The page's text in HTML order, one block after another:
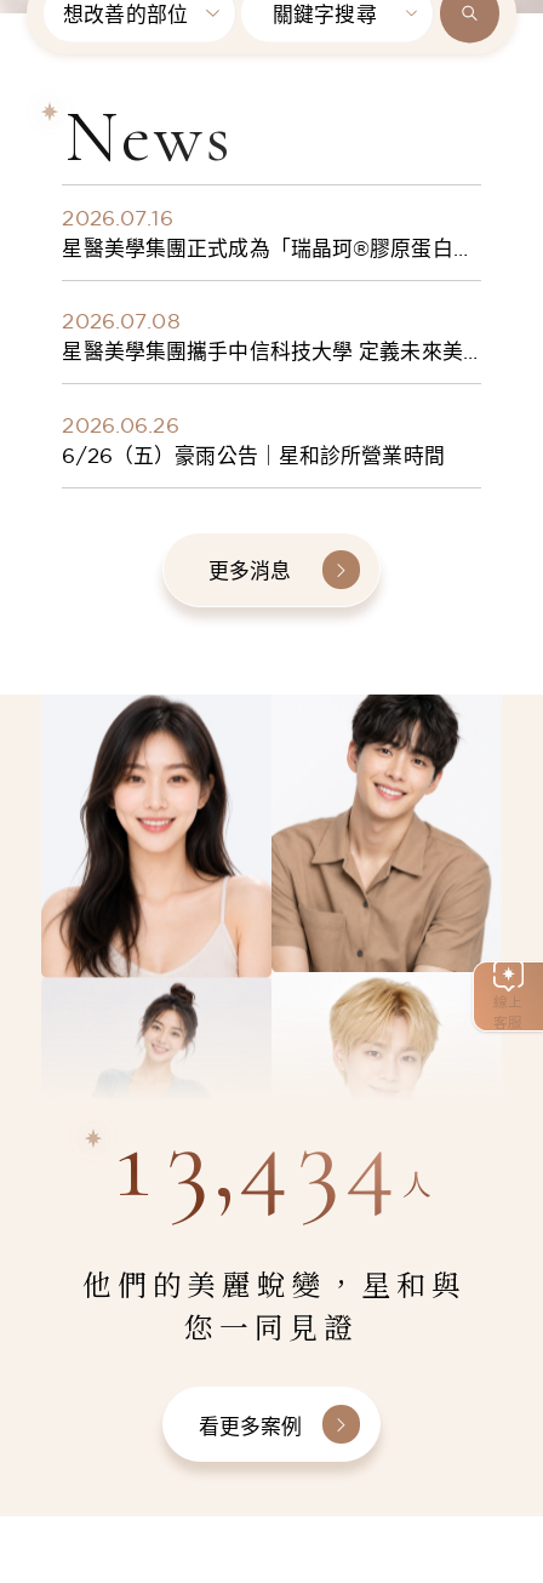
線上
客服
想改善的部位 關鍵字搜尋
News
2026.07.16
星醫美學集團正式成為「瑞晶珂®膠原蛋白植
入劑」台灣獨家總代理
2026.07.08
星醫美學集團攜手中信科技大學 定義未來美
學人才新標準 建構健康美學產學共育模式 串
2026.06.26
6/26（五）豪雨公告｜星和診所營業時間
更多消息
13,434 人
他們的美麗蛻變，星和與
您一同見證
看更多案例